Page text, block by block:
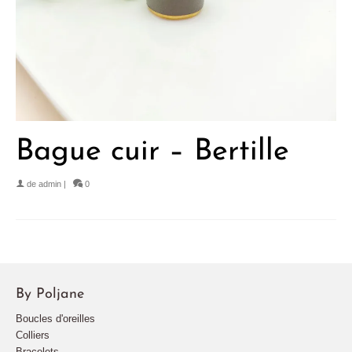
Bague cuir – Bertille
de admin | 0
By Poljane
Boucles d'oreilles
Colliers